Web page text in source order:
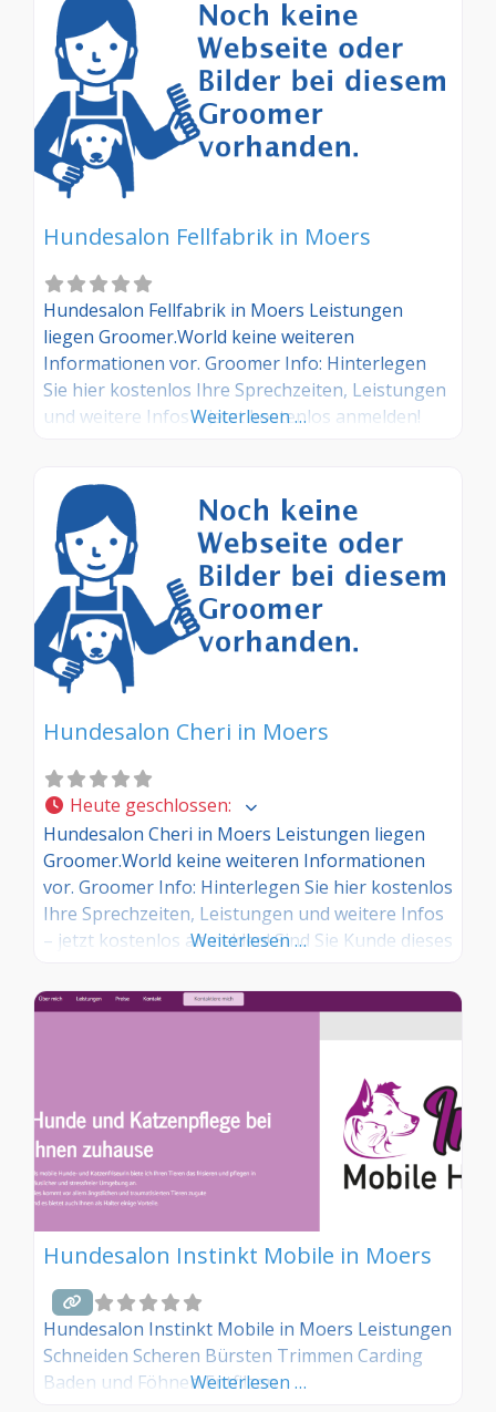
Hundesalon Fellfabrik in Moers
Hundesalon Fellfabrik in Moers Leistungen
liegen Groomer.World keine weiteren
Informationen vor. Groomer Info: Hinterlegen
Sie hier kostenlos Ihre Sprechzeiten, Leistungen
und weitere Infos – jetzt kostenlos anmelden!
Kommentarfunktion unten mit anderen
Hundebesitzer/innen!
Weiterlesen …
Hundesalon Cheri in Moers
Heute geschlossen:
Hundesalon Cheri in Moers Leistungen liegen
Groomer.World keine weiteren Informationen
vor. Groomer Info: Hinterlegen Sie hier kostenlos
Ihre Sprechzeiten, Leistungen und weitere Infos
– jetzt kostenlos anmelden! Sind Sie Kunde dieses
über die Kommentarfunktion unten mit anderen
Hundebesitzer/innen!
Weiterlesen …
Hundesalon Instinkt Mobile in Moers
Hundesalon Instinkt Mobile in Moers Leistungen
Schneiden Scheren Bürsten Trimmen Carding
Baden und Föhnen Entfilzen
Weiterlesen …